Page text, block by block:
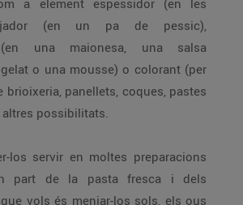
a element espessidor (en les
(en un pa de pessic),
(en una maionesa, una salsa
o una mousse) o colorant (per
brioixeria, panellets, coques, pastes
altres possibilitats.
los servir en moltes preparacions
part de la pasta fresca i dels
vols és menjar-los sols, els ous